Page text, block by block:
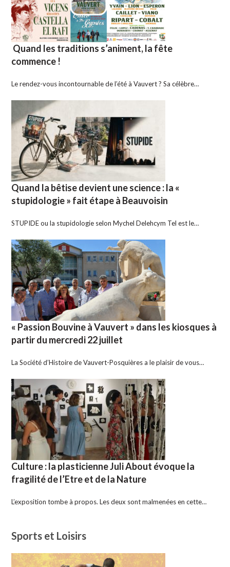
Quand les traditions s’animent, la fête
commence !
Le rendez-vous incontournable de l’été à Vauvert ? Sa célèbre…
Quand la bêtise devient une science : la «
stupidologie » fait étape à Beauvoisin
STUPIDE ou la stupidologie selon Mychel Delehcym Tel est le…
« Passion Bouvine à Vauvert » dans les kiosques à
partir du mercredi 22 juillet
La Société d’Histoire de Vauvert-Posquières a le plaisir de vous…
Culture : la plasticienne Juli About évoque la
fragilité de l’Etre et de la Nature
L’exposition tombe à propos. Les deux sont malmenées en cette…
Sports et Loisirs